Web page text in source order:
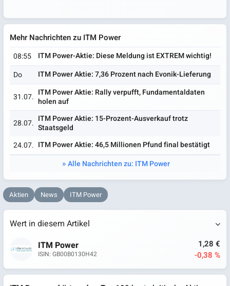
Mehr Nachrichten zu ITM Power
08:55
ITM Power-Aktie: Diese Meldung ist EXTREM wichtig!
Do
ITM Power Aktie: 7,36 Prozent nach Evonik-Lieferung
31.07. ITM Power Aktie: Rally verpufft, Fundamentaldaten
holen auf
28.07. ITM Power Aktie: 15-Prozent-Ausverkauf trotz
Staatsgeld
24.07. ITM Power Aktie: 46,5 Millionen Pfund final bestätigt
Alle Nachrichten zu: ITM Power
Aktien News ITM Power
Wert in diesem Artikel
ITM Power
ISIN: GB00B0130H42
1,28 €
-0,38 %